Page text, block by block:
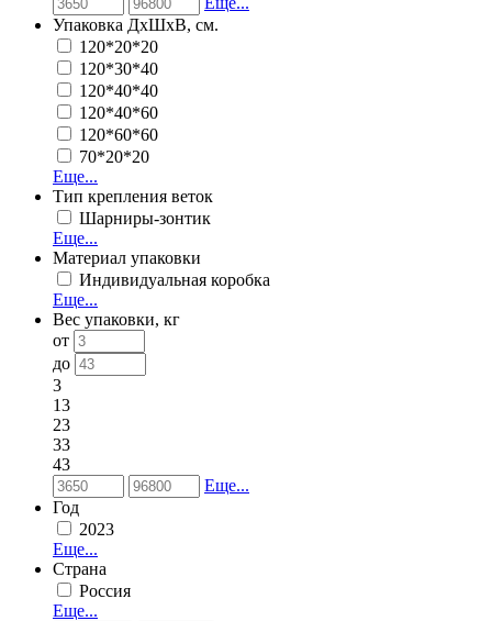
Упаковка ДхШхВ, см.
120*20*20
120*30*40
120*40*40
120*40*60
120*60*60
70*20*20
Еще...
Тип крепления веток
Шарниры-зонтик
Еще...
Материал упаковки
Индивидуальная коробка
Еще...
Вес упаковки, кг
от
до
3
13
23
33
43
Еще...
Год
2023
Еще...
Страна
Россия
Еще...